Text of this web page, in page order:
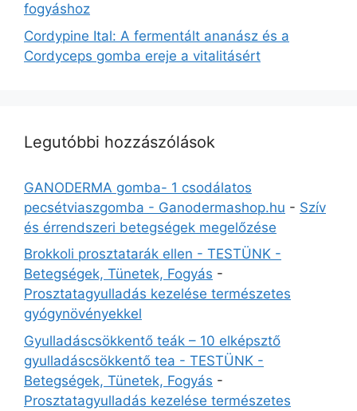
fogyáshoz
Cordypine Ital: A fermentált ananász és a
Cordyceps gomba ereje a vitalitásért
Legutóbbi hozzászólások
GANODERMA gomba- 1 csodálatos
pecsétviaszgomba - Ganodermashop.hu - Szív
és érrendszeri betegségek megelőzése
Brokkoli prosztatarák ellen - TESTÜNK -
Betegségek, Tünetek, Fogyás -
Prosztatagyulladás kezelése természetes
gyógynövényekkel
Gyulladáscsökkentő teák – 10 elképsztő
gyulladáscsökkentő tea - TESTÜNK -
Betegségek, Tünetek, Fogyás -
Prosztatagyulladás kezelése természetes